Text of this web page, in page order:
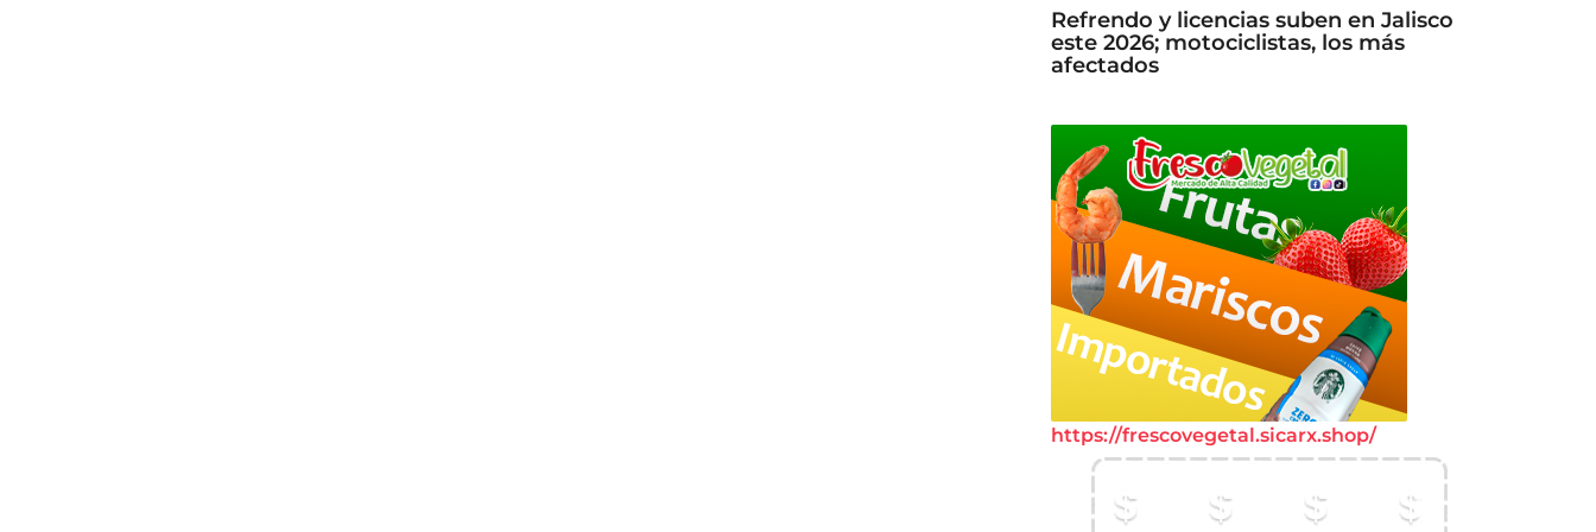
Refrendo y licencias suben en Jalisco
este 2026; motociclistas, los más
afectados
https://frescovegetal.sicarx.shop/